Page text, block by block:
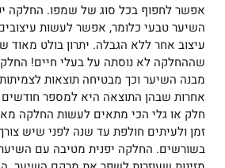
אפשר לחפוף בכל סוג של שמפו. החלקה
השיער טבעי כלומר, אפשר לעשות
עיצוב אחר ללא הגבלה. יתרון בולט מאוד
שההחלקה לא נוסתה על בעלי חיים!
מבנה השיער וכך מבטיחה תוצאות
אחרות שבהן התוצאה היא למספר
חלק או גלי הכי מתאים לעשות החלקה
זמן ולעיתים חולפת עד שנה לפני שיש
בשורשים. החלקה יפנית מטיבה עם השיער